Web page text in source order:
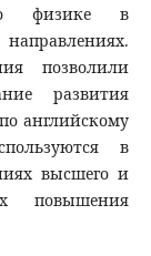
физике в
позволили
развития
английскому
в
высшего и
повышения